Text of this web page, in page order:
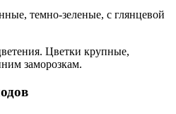
темно-зеленые, с глянцевой
Цветки крупные,
заморозкам.